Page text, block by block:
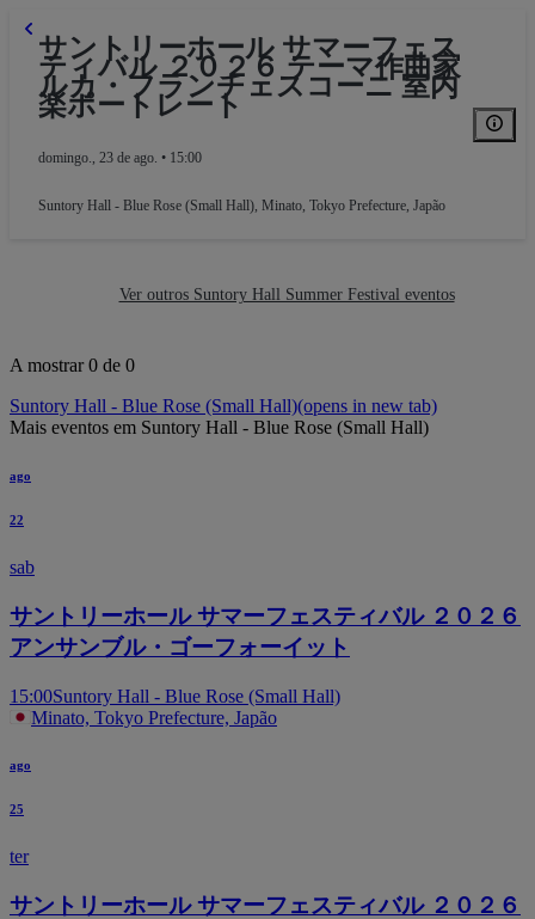
サントリーホール サマーフェス
ティバル ２０２６ テーマ作曲家
ルカ・フランチェスコーニ 室内
楽ポートレート
domingo., 23 de ago. • 15:00
Suntory Hall - Blue Rose (Small Hall), Minato, Tokyo Prefecture, Japão
Ver outros Suntory Hall Summer Festival eventos
A mostrar 0 de 0
Suntory Hall - Blue Rose (Small Hall)(opens in new tab)
Mais eventos em Suntory Hall - Blue Rose (Small Hall)
ago
22
sab
サントリーホール サマーフェスティバル ２０２６
アンサンブル・ゴーフォーイット
15:00Suntory Hall - Blue Rose (Small Hall)
Minato, Tokyo Prefecture, Japão
ago
25
ter
サントリーホール サマーフェスティバル ２０２６